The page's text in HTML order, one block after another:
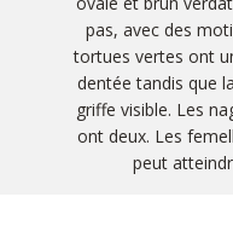
pas, avec des
tortues vertes ont
dentée tandis que
griffe visible. Les
ont deux. Les
peut